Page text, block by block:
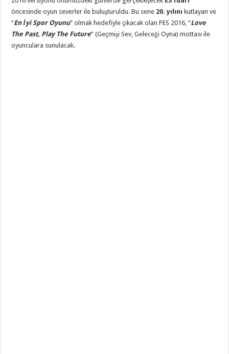
öncesinde oyun severler ile buluşturuldu. Bu sene 20. yılını kutlayan ve
“En İyi Spor Oyunu” olmak hedefiyle çıkacak olan PES 2016, “Love
The Past, Play The Future” (Geçmişi Sev, Geleceği Oyna) mottası ile
oyunculara sunulacak.